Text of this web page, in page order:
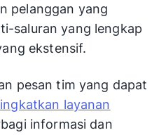
pelanggan yang
saluran yang lengkap
ekstensif.
pesan tim yang dapat
layanan
informasi dan